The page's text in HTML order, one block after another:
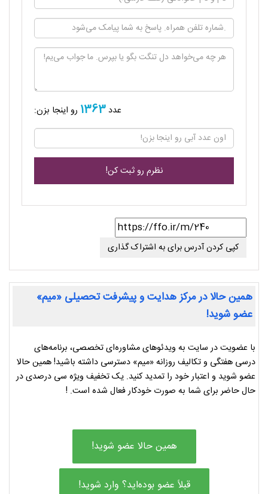
عدد1363 رو اینجا بزن:
کپی کردن آدرس برای به اشتراک گذاری
همین حالا در مرکز هدایت و پیشرفت تحصیلی «میم»
عضو شوید!
با عضویت در سایت به ویدئوهای مشاوره‌ای تخصصی، برنامه‌های
درسی هفتگی و تکالیف روزانه «میم» دسترسی داشته باشید! همین حالا
عضو شوید و اعتبار خود را تمدید کنید. یک تخفیف ویژه سی درصدی در
حال حاضر برای شما به صورت خودکار فعال شده است. !
همین حالا عضو شوید!
قبلاً عضو بوده‌اید؟ وارد شوید!